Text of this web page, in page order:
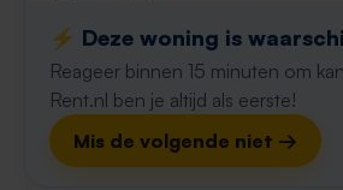
⚡️ Deze woning is
Reageer binnen 15 minuten om
Rent.nl ben je altijd als eerste!
Mis de volgende niet →